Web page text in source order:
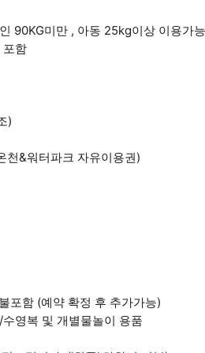
90KG미만 , 아동 25kg이상 이용가
포함
)
천&워터파크 자유이용권)
포함 (예약 확정 후 추가가능)
영복 및 개별물놀이 용품